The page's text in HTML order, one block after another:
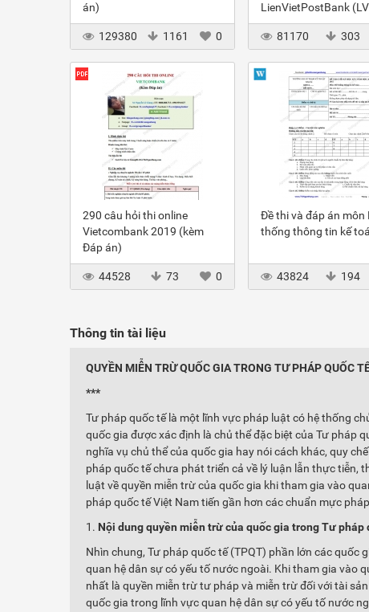
án)
129380 1161 0
LienVietPostBank
2012
81170
303
290 câu hỏi thi online
Vietcombank 2019 (kèm
Đáp án)
44528 73 0
Đề thi và đáp án môn
thống thông tin kế
43824 194
Thông tin tài liệu
QUYỀN MIỄN TRỪ QUỐC GIA TRONG TƯ PHÁP QUỐC
***
Tư pháp quốc tế là một lĩnh vực pháp luật có hệ thống
quốc gia được xác định là chủ thể đặc biệt của Tư pháp
nghĩa vụ chủ thể của quốc gia hay nói cách khác, quy
pháp quốc tế chưa phát triển cả về lý luận lẫn thực tiễn,
luật về quyền miễn trừ của quốc gia khi tham gia vào
pháp quốc tế Việt Nam tiến gần hơn các chuẩn mực
Nội dung quyền miễn trừ của quốc gia trong Tư pháp
Nhìn chung, Tư pháp quốc tế (TPQT) phần lớn các
quan hệ dân sự có yếu tố nước ngoài. Khi tham gia vào
nhất là quyền miễn trừ tư pháp và miễn trừ đối với tài
quốc gia trong lĩnh vực quan hệ dân sự có yếu tố nước